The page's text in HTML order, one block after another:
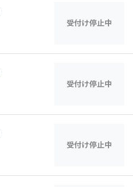
受付け停止中
受付け停止中
受付け停止中